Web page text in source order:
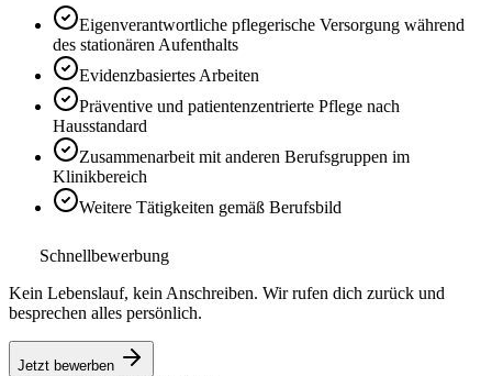
Eigenverantwortliche pflegerische Versorgung während
des stationären Aufenthalts
Evidenzbasiertes Arbeiten
Präventive und patientenzentrierte Pflege nach
Hausstandard
Zusammenarbeit mit anderen Berufsgruppen im
Klinikbereich
Weitere Tätigkeiten gemäß Berufsbild
Schnellbewerbung
Kein Lebenslauf, kein Anschreiben. Wir rufen dich zurück und
besprechen alles persönlich.
Jetzt bewerben